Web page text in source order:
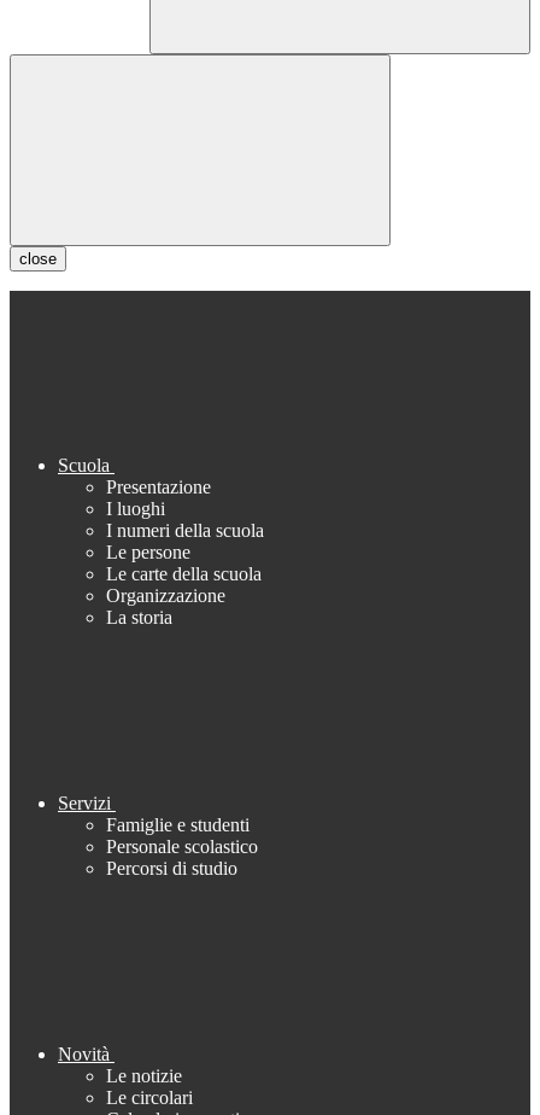
close
Scuola
Presentazione
I luoghi
I numeri della scuola
Le persone
Le carte della scuola
Organizzazione
La storia
Servizi
Famiglie e studenti
Personale scolastico
Percorsi di studio
Novità
Le notizie
Le circolari